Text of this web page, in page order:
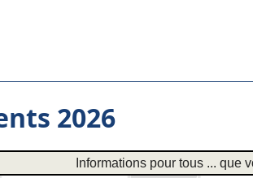
2026
Informations pour tous ... que